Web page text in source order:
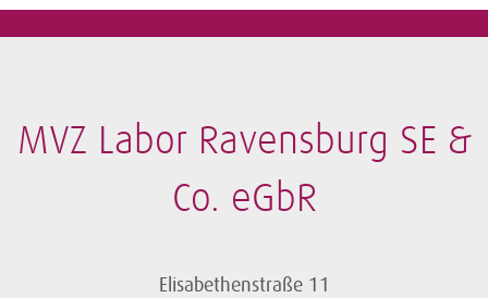
MVZ Labor Ravensburg SE &
Co. eGbR
Elisabethenstraße 11